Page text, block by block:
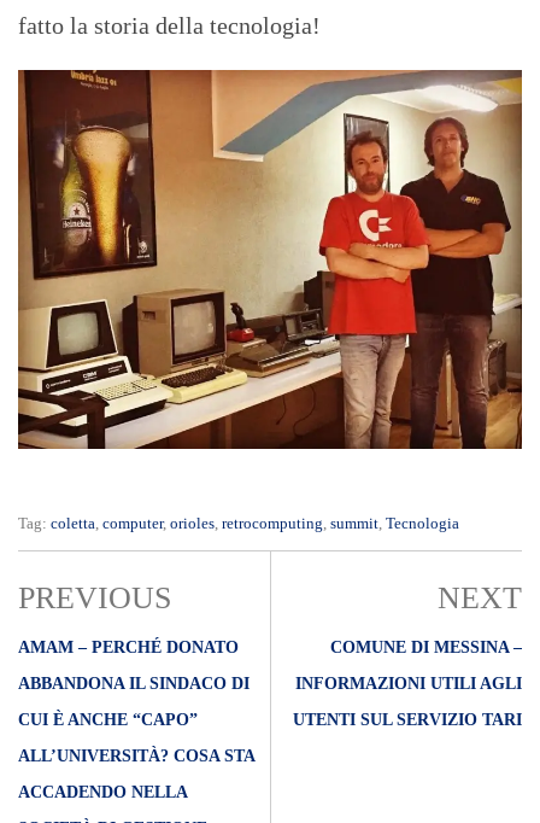
fatto la storia della tecnologia!
Tag: coletta computer, orioles retrocomputing summit Tecnologia
PREVIOUS
AMAM – PERCHÉ DONATO
ABBANDONA IL SINDACO DI
CUI È ANCHE “CAPO”
ALL’UNIVERSITÀ? COSA STA
ACCADENDO NELLA
NEXT
COMUNE DI MESSINA –
INFORMAZIONI UTILI AGLI
UTENTI SUL SERVIZIO TARI